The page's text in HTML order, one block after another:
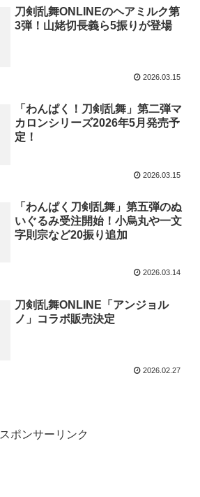
刀剣乱舞ONLINEのヘアミルク第
3弾！山姥切長義ら5振りが登場
2026.03.15
「わんぱく！刀剣乱舞」第二弾マ
カロンシリーズ2026年5月発売予
定！
2026.03.15
「わんぱく刀剣乱舞」第五弾のぬ
いぐるみ受注開始！小烏丸や一文
字則宗など20振り追加
2026.03.14
刀剣乱舞ONLINE「アンジョル
ノ」コラボ販売決定
2026.02.27
スポンサーリンク